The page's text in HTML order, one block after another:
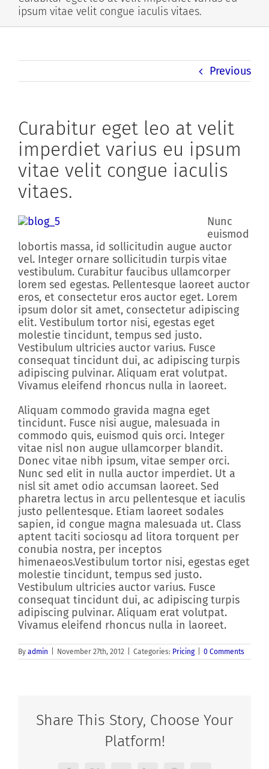
ipsum vitae velit congue iaculis vitaes.
Previous
Curabitur eget leo at velit
imperdiet varius eu ipsum
vitae velit congue iaculis
vitaes.
Nunc
euismod
lobortis massa, id sollicitudin augue auctor
vel. Integer ornare sollicitudin turpis vitae
vestibulum. Curabitur faucibus ullamcorper
lorem sed egestas. Pellentesque laoreet auctor
eros, et consectetur eros auctor eget. Lorem
ipsum dolor sit amet, consectetur adipiscing
elit. Vestibulum tortor nisi, egestas eget
molestie tincidunt, tempus sed justo.
Vestibulum ultricies auctor varius. Fusce
consequat tincidunt dui, ac adipiscing turpis
adipiscing pulvinar. Aliquam erat volutpat.
Vivamus eleifend rhoncus nulla in laoreet.
Aliquam commodo gravida magna eget
tincidunt. Fusce nisi augue, malesuada in
commodo quis, euismod quis orci. Integer
vitae nisl non augue ullamcorper blandit.
Donec vitae nibh ipsum, vitae semper orci.
Nunc sed elit in nulla auctor imperdiet. Ut a
nisl sit amet odio accumsan laoreet. Sed
pharetra lectus in arcu pellentesque et iaculis
justo pellentesque. Etiam laoreet sodales
sapien, id congue magna malesuada ut. Class
aptent taciti sociosqu ad litora torquent per
conubia nostra, per inceptos
himenaeos.Vestibulum tortor nisi, egestas eget
molestie tincidunt, tempus sed justo.
Vestibulum ultricies auctor varius. Fusce
consequat tincidunt dui, ac adipiscing turpis
adipiscing pulvinar. Aliquam erat volutpat.
Vivamus eleifend rhoncus nulla in laoreet.
By admin November 27th, 2012 Categories: Pricing 0 Comments
Share This Story, Choose Your
Platform!